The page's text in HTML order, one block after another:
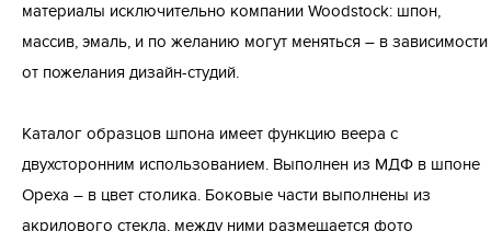
материалы исключительно компании Woodstock: шпон,
массив, эмаль, и по желанию могут меняться – в зависимости
от пожелания дизайн-студий.
Каталог образцов шпона имеет функцию веера с
двухсторонним использованием. Выполнен из МДФ в шпоне
Ореха – в цвет столика. Боковые части выполнены из
акрилового стекла, между ними размещается фото